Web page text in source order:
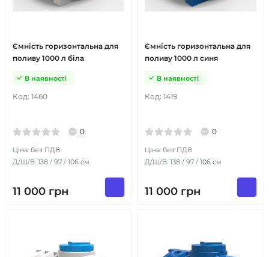
Ємність горизонтальна для
поливу 1000 л біла
Код: 1460
В наявності
0
Ціна: без ПДВ
Д/Ш/В: 138 / 97 / 106 см
11 000 грн
Ємність горизонтальна для
поливу 1000 л синя
Код: 1419
В наявності
0
Ціна: без ПДВ
Д/Ш/В: 138 / 97 / 106 см
11 000 грн